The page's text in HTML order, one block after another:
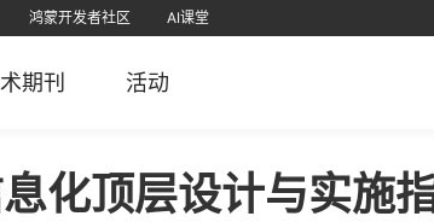
鸿蒙开发者社区 AI课堂
期刊 活动
化顶层设计与实施